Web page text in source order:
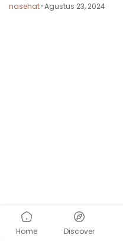
nasehat Agustus 23, 2024
Home Discover